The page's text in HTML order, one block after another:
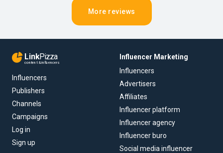
More reviews
LinkPizza
content & influencers
Influencers
Publishers
Channels
Campaigns
Log in
Sign up
Influencer Marketing
Influencers
Advertisers
Affiliates
Influencer platform
Influencer agency
Influencer buro
Social media influencer